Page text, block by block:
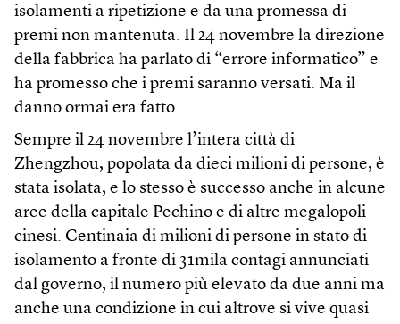
isolamenti a ripetizione e da una promessa di
premi non mantenuta. Il 24 novembre la direzione
della fabbrica ha parlato di “errore informatico” e
ha promesso che i premi saranno versati. Ma il
danno ormai era fatto.
Sempre il 24 novembre l’intera città di
Zhengzhou, popolata da dieci milioni di persone, è
stata isolata, e lo stesso è successo anche in alcune
aree della capitale Pechino e di altre megalopoli
cinesi. Centinaia di milioni di persone in stato di
isolamento a fronte di 31mila contagi annunciati
dal governo, il numero più elevato da due anni ma
anche una condizione in cui altrove si vive quasi